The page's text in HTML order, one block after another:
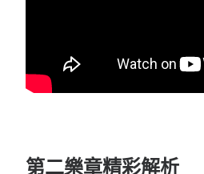
第二樂章精彩解析